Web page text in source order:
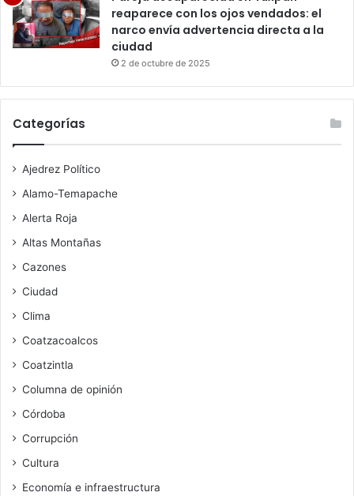
reaparece con los ojos vendados: el
narco envía advertencia directa a la
ciudad
2 de octubre de 2025
Categorías
Ajedrez Político
Alamo-Temapache
Alerta Roja
Altas Montañas
Cazones
Ciudad
Clima
Coatzacoalcos
Coatzintla
Columna de opinión
Córdoba
Corrupción
Cultura
Economía e infraestructura